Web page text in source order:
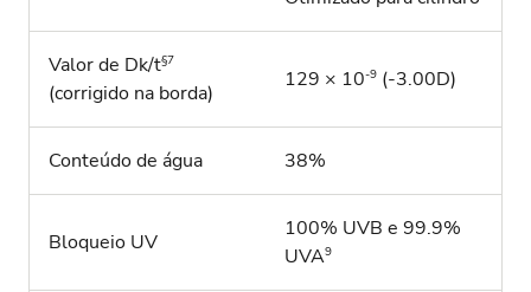
Valor de Dk/t§7
(corrigido na borda)
129 × 10-9 (-3.00D)
Conteúdo de água 38%
Bloqueio UV
100% UVB e 99.9%
UVA9